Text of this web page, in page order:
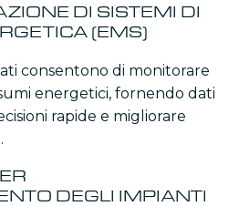
DI SISTEMI DI
(EMS)
consentono di monitorare
energetici, fornendo dati
rapide e migliorare
DEGLI IMPIANTI